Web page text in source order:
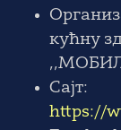
кућну
Сајт:
https://